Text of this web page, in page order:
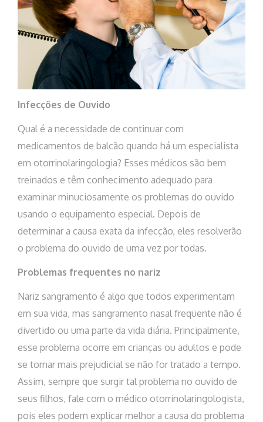
Infecções de Ouvido
Qual é a necessidade de continuar com
medicamentos de balcão quando há um especialista
em otorrinolaringologia? Esses médicos são bem
treinados e têm conhecimento adequado para
examinar minuciosamente os problemas do ouvido
usando o equipamento especial. Depois de
determinar a causa exata da infecção, eles resolverão
o problema do ouvido de uma vez por todas.
Problemas frequentes no nariz
Nariz sangramento é algo que todos experimentam
em sua vida, mas sangramento nasal freqüente não é
divertido ou uma parte da vida diária. Principalmente,
esse problema ocorre em crianças ou adultos e pode
se tornar mais prejudicial se não for tratado a tempo.
Assim, sempre que surgir tal problema no ouvido de
seus filhos, fale com o médico otorrinolaringologista,
pois eles podem explicar melhor a causa do problema